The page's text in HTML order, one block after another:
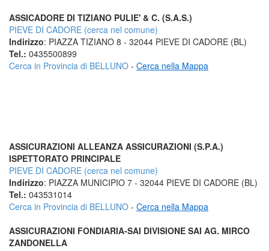
ASSICADORE DI TIZIANO PULIE' & C. (S.A.S.)
PIEVE DI CADORE (cerca nel comune)
Indirizzo: PIAZZA TIZIANO 8 - 32044 PIEVE DI CADORE (BL)
Tel.: 0435500899
Cerca in Provincia di BELLUNO - Cerca nella Mappa
ASSICURAZIONI ALLEANZA ASSICURAZIONI (S.P.A.)
ISPETTORATO PRINCIPALE
PIEVE DI CADORE (cerca nel comune)
Indirizzo: PIAZZA MUNICIPIO 7 - 32044 PIEVE DI CADORE (BL)
Tel.: 043531014
Cerca in Provincia di BELLUNO - Cerca nella Mappa
ASSICURAZIONI FONDIARIA-SAI DIVISIONE SAI AG. MIRCO
ZANDONELLA